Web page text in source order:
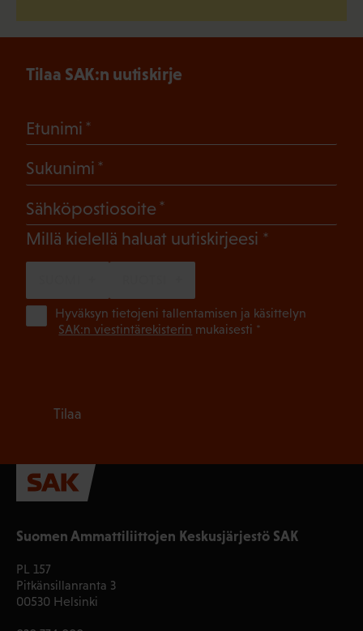
Suomen Ammattiliittojen Keskusjärjestö SAK
PL 157
Pitkänsillanranta 3
00530 Helsinki
Tilaa SAK:n uutiskirje
Etunimi
Sukunimi
Sähköpostiosoite
Millä kielellä haluat uutiskirjeesi (Pakollinen)
Hyväksyn tietojeni tallentamisen ja käsittelyn
SAK:n viestintärekisterin mukaisesti *
Tilaa